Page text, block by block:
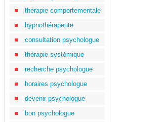
thérapie comportementale
hypnothérapeute
consultation psychologue
thérapie systémique
recherche psychologue
horaires psychologue
devenir psychologue
bon psychologue